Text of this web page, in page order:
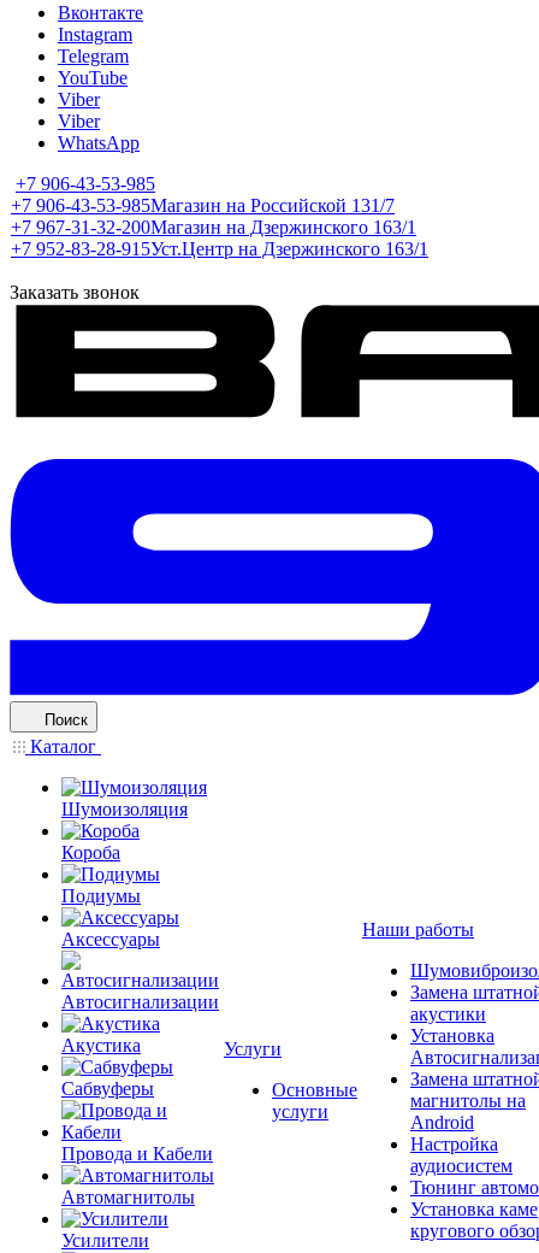
Вконтакте
Instagram
Telegram
YouTube
Viber
Viber
WhatsApp
+7 906-43-53-985
+7 906-43-53-985Магазин на Российской 131/7
+7 967-31-32-200Магазин на Дзержинского 163/1
+7 952-83-28-915Уст.Центр на Дзержинского 163/1
Заказать звонок
Поиск
Каталог
Шумоизоляция
Короба
Подиумы
Аксессуары
Автосигнализации
Акустика
Сабвуферы
Провода и Кабели
Автомагнитолы
Усилители
Услуги
Основные
услуги
Наши работы
Замена
акустики
Установка
Замена
магнитолы на
Android
Настройка
аудиосистем
Тюнинг
Установка
кругового